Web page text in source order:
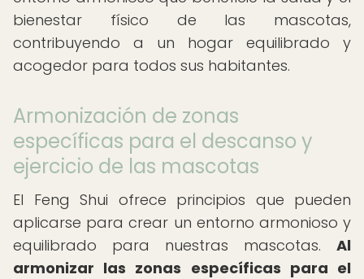
bienestar físico de las mascotas,
contribuyendo a un hogar equilibrado y
acogedor para todos sus habitantes.
Armonización de zonas
específicas para el descanso y
ejercicio de las mascotas
El Feng Shui ofrece principios que pueden
aplicarse para crear un entorno armonioso y
equilibrado para nuestras mascotas. Al
armonizar las zonas específicas para el